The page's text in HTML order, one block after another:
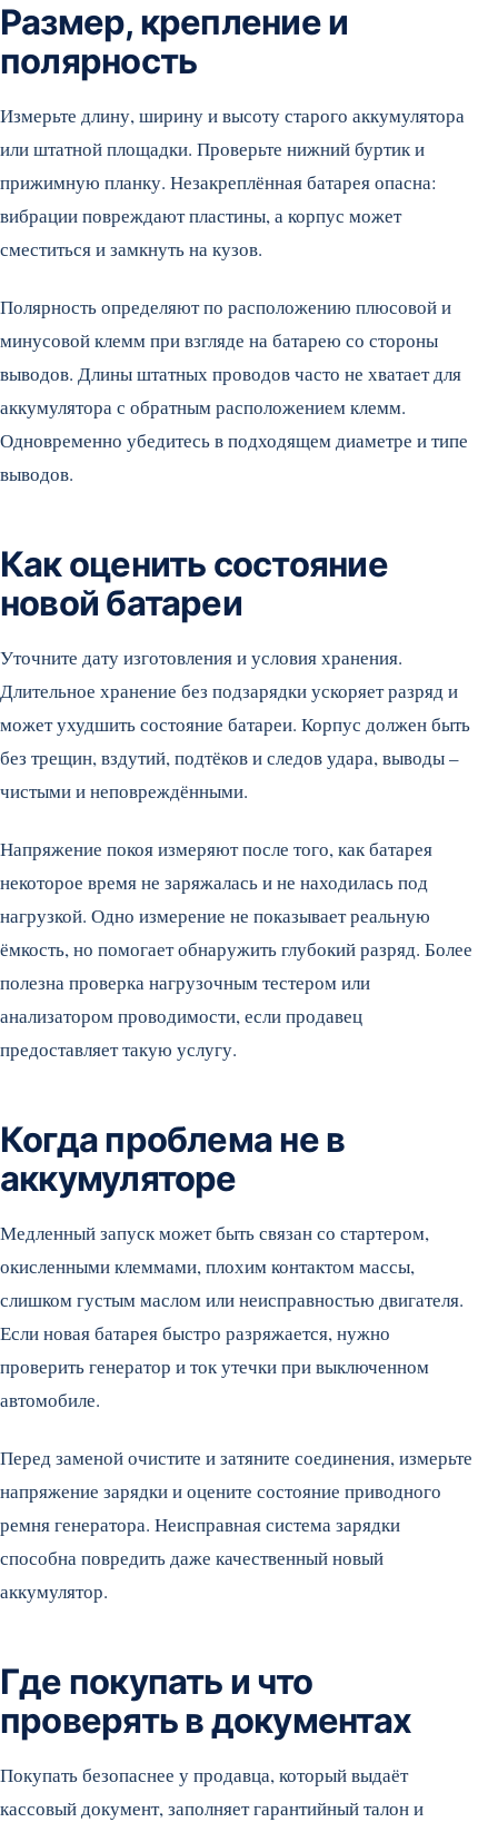
Размер, крепление и
полярность
Измерьте длину, ширину и высоту старого аккумулятора
или штатной площадки. Проверьте нижний буртик и
прижимную планку. Незакреплённая батарея опасна:
вибрации повреждают пластины, а корпус может
сместиться и замкнуть на кузов.
Полярность определяют по расположению плюсовой и
минусовой клемм при взгляде на батарею со стороны
выводов. Длины штатных проводов часто не хватает для
аккумулятора с обратным расположением клемм.
Одновременно убедитесь в подходящем диаметре и типе
выводов.
Как оценить состояние
новой батареи
Уточните дату изготовления и условия хранения.
Длительное хранение без подзарядки ускоряет разряд и
может ухудшить состояние батареи. Корпус должен быть
без трещин, вздутий, подтёков и следов удара, выводы –
чистыми и неповреждёнными.
Напряжение покоя измеряют после того, как батарея
некоторое время не заряжалась и не находилась под
нагрузкой. Одно измерение не показывает реальную
ёмкость, но помогает обнаружить глубокий разряд. Более
полезна проверка нагрузочным тестером или
анализатором проводимости, если продавец
предоставляет такую услугу.
Когда проблема не в
аккумуляторе
Медленный запуск может быть связан со стартером,
окисленными клеммами, плохим контактом массы,
слишком густым маслом или неисправностью двигателя.
Если новая батарея быстро разряжается, нужно
проверить генератор и ток утечки при выключенном
автомобиле.
Перед заменой очистите и затяните соединения, измерьте
напряжение зарядки и оцените состояние приводного
ремня генератора. Неисправная система зарядки
способна повредить даже качественный новый
аккумулятор.
Где покупать и что
проверять в документах
Покупать безопаснее у продавца, который выдаёт
кассовый документ, заполняет гарантийный талон и